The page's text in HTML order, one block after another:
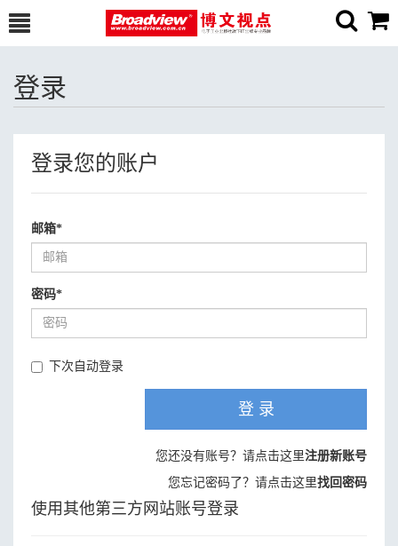
登录
登录您的账户
邮箱*
密码*
下次自动登录
登 录
您还没有账号？请点击这里注册新账号
您忘记密码了？请点击这里找回密码
使用其他第三方网站账号登录